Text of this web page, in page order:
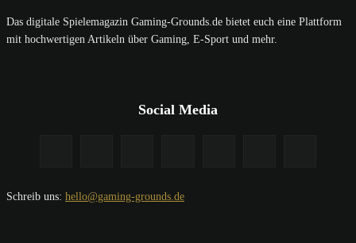
Das digitale Spielemagazin Gaming-Grounds.de bietet euch eine Plattform
mit hochwertigen Artikeln über Gaming, E-Sport und mehr.
Social Media
Schreib uns: hello@gaming-grounds.de